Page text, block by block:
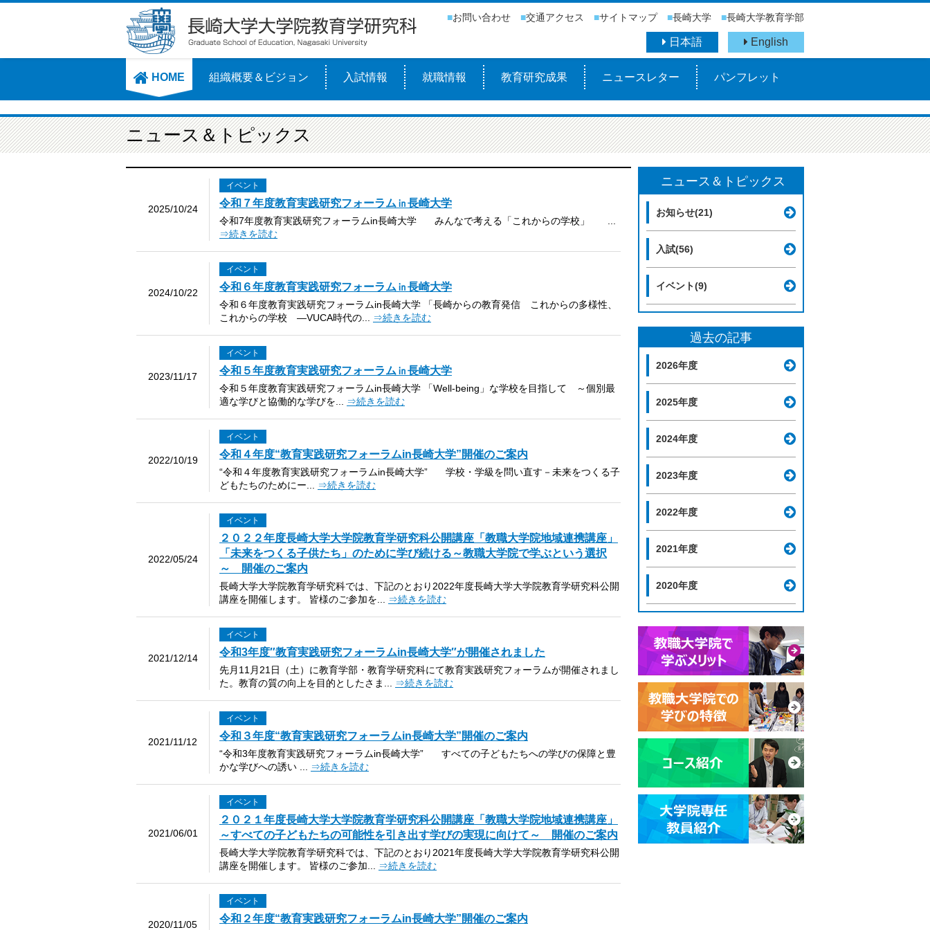
■お問い合わせ ■交通アクセス ■サイトマップ ■長崎大学 ■長崎大学教育学部
日本語 English
HOME 組織概要＆ビジョン 入試情報 就職情報 教育研究成果 ニュースレター パンフレット
ニュース＆トピックス
2025/10/24
イベント
令和７年度教育実践研究フォーラム㏌長崎大学
令和7年度教育実践研究フォーラムin長崎大学 みんなで考える「これからの学校」 ...
⇒続きを読む
2024/10/22
イベント
令和６年度教育実践研究フォーラム㏌長崎大学
令和６年度教育実践研究フォーラムin長崎大学 「長崎からの教育発信 これからの多様性、
これからの学校 ―VUCA時代の...
⇒続きを読む
2023/11/17
イベント
令和５年度教育実践研究フォーラム㏌長崎大学
令和５年度教育実践研究フォーラムin長崎大学 「Well-being」な学校を目指して ～個別最
適な学びと協働的な学びを...
⇒続きを読む
2022/10/19
イベント
令和４年度“教育実践研究フォーラムin長崎大学”開催のご案内
“令和４年度教育実践研究フォーラムin長崎大学” 学校・学級を問い直す－未来をつくる子
どもたちのためにー...
⇒続きを読む
2022/05/24
イベント
２０２２年度長崎大学大学院教育学研究科公開講座「教職大学院地域連携講座」
「未来をつくる子供たち」のために学び続ける～教職大学院で学ぶという選択
～ 開催のご案内
長崎大学大学院教育学研究科では、下記のとおり2022年度長崎大学大学院教育学研究科公開
講座を開催します。 皆様のご参加を...
⇒続きを読む
2021/12/14
イベント
令和3年度″教育実践研究フォーラムin長崎大学″が開催されました
先月11月21日（土）に教育学部・教育学研究科にて教育実践研究フォーラムが開催されまし
た。教育の質の向上を目的としたさま...
⇒続きを読む
2021/11/12
イベント
令和３年度“教育実践研究フォーラムin長崎大学”開催のご案内
“令和3年度教育実践研究フォーラムin長崎大学” すべての子どもたちへの学びの保障と豊
かな学びへの誘い ...
⇒続きを読む
2021/06/01
イベント
２０２１年度長崎大学大学院教育学研究科公開講座「教職大学院地域連携講座」
～すべての子どもたちの可能性を引き出す学びの実現に向けて～ 開催のご案内
長崎大学大学院教育学研究科では、下記のとおり2021年度長崎大学大学院教育学研究科公開
講座を開催します。 皆様のご参加...
⇒続きを読む
2020/11/05
イベント
令和２年度“教育実践研究フォーラムin長崎大学”開催のご案内
ニュース＆トピックス
お知らせ(21)
入試(56)
イベント(9)
過去の記事
2026年度
2025年度
2024年度
2023年度
2022年度
2021年度
2020年度